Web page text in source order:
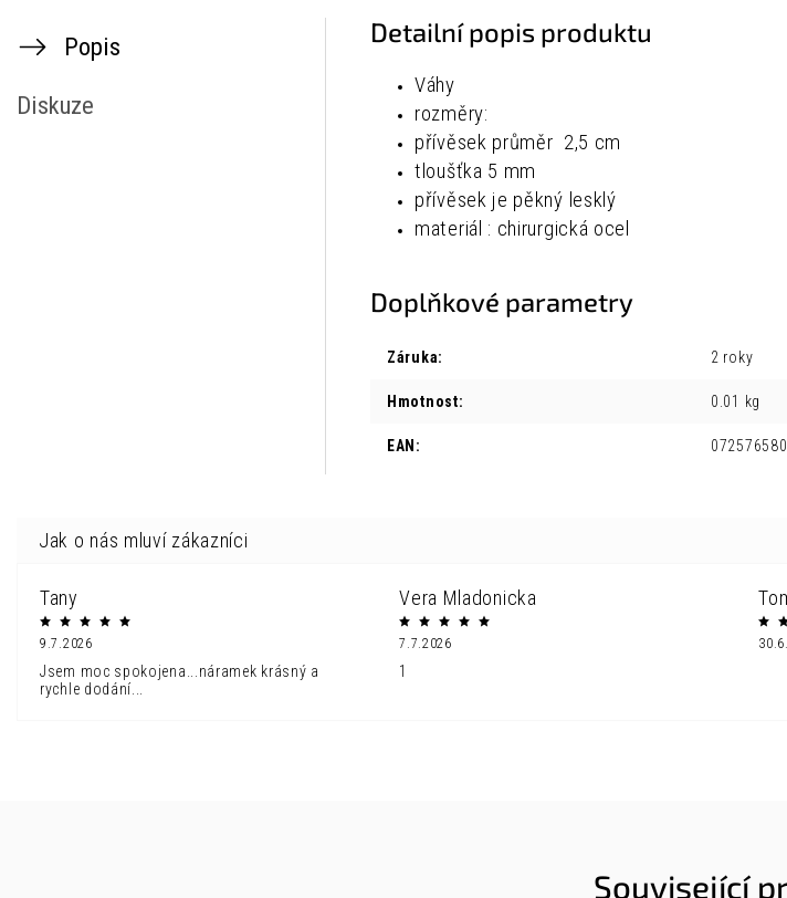
Popis
Diskuze
Detailní popis produktu
Váhy
rozměry:
přívěsek průměr 2,5 cm
tloušťka 5 mm
přívěsek je pěkný lesklý
materiál : chirurgická ocel
Doplňkové parametry
Záruka: 2 roky
Hmotnost: 0.01 kg
EAN :
Tany
9.7.2026
Jsem moc spokojena...náramek krásný a
rychle dodání...
Vera Mladonicka
7.7.2026
1
Související